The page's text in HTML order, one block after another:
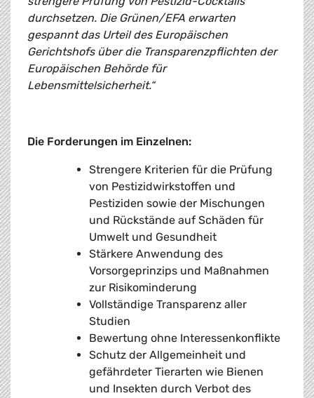
durchsetzen. Die Grünen/EFA erwarten
gespannt das Urteil des Europäischen
Gerichtshofs über die Transparenzpflichten der
Europäischen Behörde für
Lebensmittelsicherheit.“
Die Forderungen im Einzelnen:
Strengere Kriterien für die Prüfung
von Pestizidwirkstoffen und
Pestiziden sowie der Mischungen
und Rückstände auf Schäden für
Umwelt und Gesundheit
Stärkere Anwendung des
Vorsorgeprinzips und Maßnahmen
zur Risikominderung
Vollständige Transparenz aller
Studien
Bewertung ohne Interessenkonflikte
Schutz der Allgemeinheit und
gefährdeter Tierarten wie Bienen
und Insekten durch Verbot des